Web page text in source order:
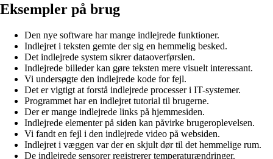
Eksempler på brug
Den nye software har mange indlejrede funktioner.
Indlejret i teksten gemte der sig en hemmelig besked.
Det indlejrede system sikrer dataoverførslen.
Indlejrede billeder kan gøre teksten mere visuelt interessant.
Vi undersøgte den indlejrede kode for fejl.
Det er vigtigt at forstå indlejrede processer i IT-systemer.
Programmet har en indlejret tutorial til brugerne.
Der er mange indlejrede links på hjemmesiden.
Indlejrede elementer på siden kan påvirke brugeroplevelsen.
Vi fandt en fejl i den indlejrede video på websiden.
Indlejret i væggen var der en skjult dør til det hemmelige rum.
De indlejrede sensorer registrerer temperaturændringer.